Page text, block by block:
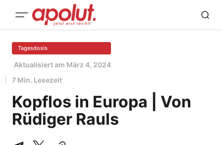
Tagesdosis
Aktualisiert am März 4, 2024
7 Min. Lesezeit
Kopflos in Europa | Von
Rüdiger Rauls